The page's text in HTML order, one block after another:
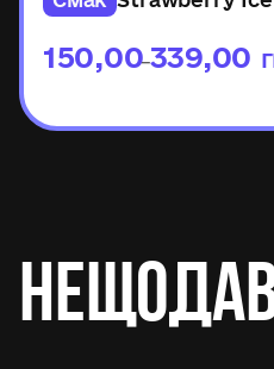
150,00
–339,00